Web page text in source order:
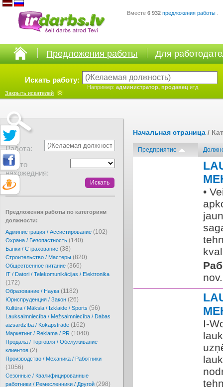
Вместе 6 932 предложения работы
Предложения работы Для
Искать работу:
Например: администратор, продавец итд.
Закрыть искателей
Работа:
Место
нахожедния:
Предложения работы по категориям
должности:
Администрация / Ассистирование (102)
Охрана / Безопастность (140)
Банки / Страхование (38)
Cтроительство / Мастеры (820)
Oбщественное питание (366)
IT / Datori / Telekomunikācijas / Elektronika
(172)
Образование / Наука (1182)
Юриспруденция / Закон (26)
Kultūra / Māksla / Izklaide / Sports (56)
Lauksaimniecība / Mežsaimniecība / Dabas
aizsardzība / Kokapstrāde (162)
Маркетинг / Reklama / PR (1040)
Продажа / Торговля / Обслуживание
клиентов (2)
Производство / Механика / Работники
(1056)
Сезонные / Квалифицированные
работники / Ремесленники / Другой (298)
Начальная страница /
Предприятие
•
nov.
I-